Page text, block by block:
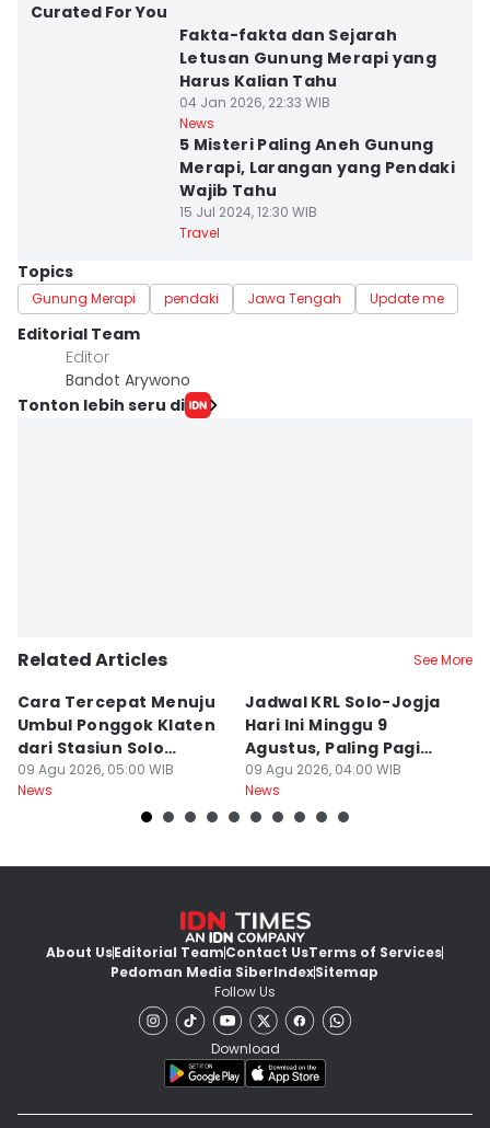
Curated For You
Fakta-fakta dan Sejarah
Letusan Gunung Merapi yang
Harus Kalian Tahu
04 Jan 2026, 22:33 WIB
News
5 Misteri Paling Aneh Gunung
Merapi, Larangan yang Pendaki
Wajib Tahu
15 Jul 2024, 12:30 WIB
Travel
Topics
Gunung Merapi pendaki Jawa Tengah Update me
Editorial Team
Editor
Bandot Arywono
Tonton lebih seru di
Related Articles See More
Cara Tercepat Menuju
Umbul Ponggok Klaten
dari Stasiun Solo
Balapan di Surakarta
09 Agu 2026, 05:00 WIB
News
Jadwal KRL Solo-Jogja
Hari Ini Minggu 9
Agustus, Paling Pagi
Berangkat Pukul 05.00
09 Agu 2026, 04:00 WIB
News
About UsEditorial TeamContact UsTerms of Services
Pedoman Media SiberIndexSitemap
Follow Us
Download